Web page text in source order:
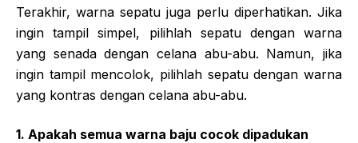
Terakhir, warna sepatu juga perlu diperhatikan. Jika
ingin tampil simpel, pilihlah sepatu dengan warna
yang senada dengan celana abu-abu. Namun, jika
ingin tampil mencolok, pilihlah sepatu dengan warna
yang kontras dengan celana abu-abu.
1. Apakah semua warna baju cocok dipadukan